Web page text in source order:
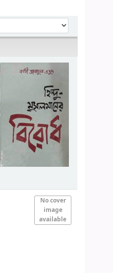
No cover
image
available